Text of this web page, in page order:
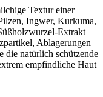
Textur einer
Ingwer, Kurkuma,
Extrakt
Ablagerungen
die natürlich schützende
empfindliche Haut